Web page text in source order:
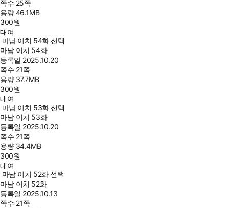
쪽수 25쪽
용량46.1MB
300원
대여
마남 이치 54화 선택
마남 이치 54화
등록일 2025.10.20
쪽수 21쪽
용량 37.7MB
300원
대여
마남 이치 53화 선택
마남 이치 53화
등록일 2025.10.20
쪽수 21쪽
용량 34.4MB
300원
대여
마남 이치 52화 선택
마남 이치 52화
등록일 2025.10.13
쪽수 21쪽